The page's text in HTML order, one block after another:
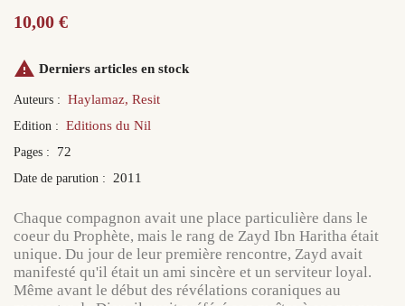
10,00 €
 Derniers articles en stock
Auteurs : Haylamaz, Resit
Edition : Editions du Nil
Pages : 72
Date de parution : 2011
Chaque compagnon avait une place particulière dans le
coeur du Prophète, mais le rang de Zayd Ibn Haritha était
unique. Du jour de leur première rencontre, Zayd avait
manifesté qu'il était un ami sincère et un serviteur loyal.
Même avant le début des révélations coraniques au